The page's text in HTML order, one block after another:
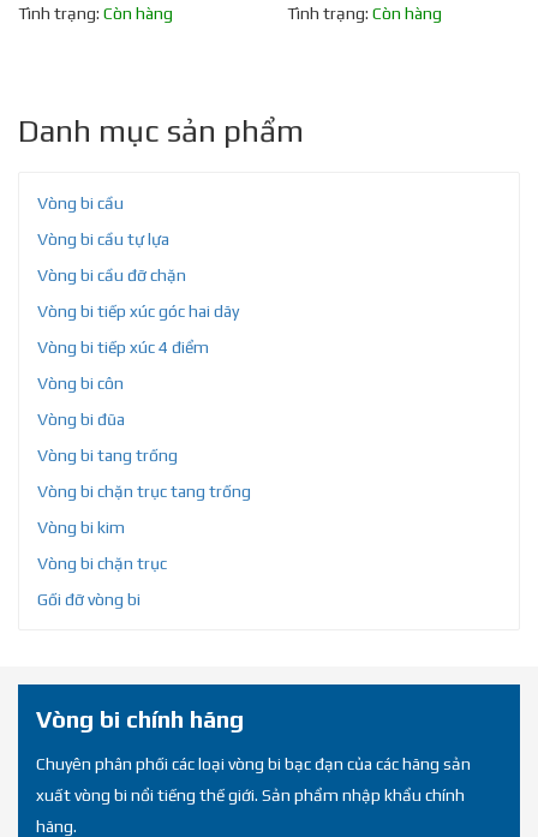
Tình trạng: Còn hàng
Tình trạng: Còn hàng
Danh mục sản phẩm
Vòng bi cầu
Vòng bi cầu tự lựa
Vòng bi cầu đỡ chặn
Vòng bi tiếp xúc góc hai dãy
Vòng bi tiếp xúc 4 điểm
Vòng bi côn
Vòng bi đũa
Vòng bi tang trống
Vòng bi chặn trục tang trống
Vòng bi kim
Vòng bi chặn trục
Gối đỡ vòng bi
Vòng bi chính hãng
Chuyên phân phối các loại vòng bi bạc đạn của các hãng sản
xuất vòng bi nổi tiếng thế giới. Sản phẩm nhập khẩu chính
hãng.